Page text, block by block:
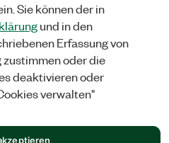
YouTube
Twitter
ALLE RECHTE VORBEHALTEN.
Sie können der in
und in den
Erfassung von
oder die
deaktivieren oder
verwalten"